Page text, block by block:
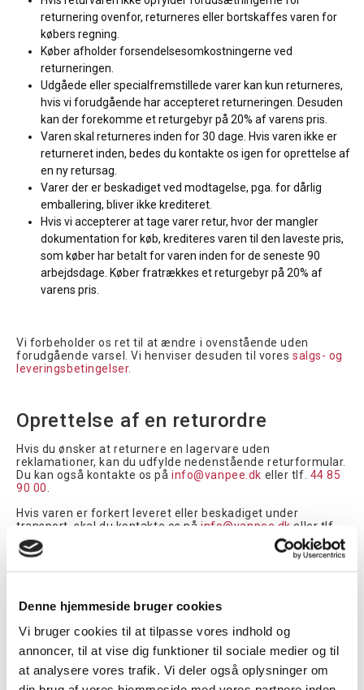
Denne hjemmeside bruger cookies
Vi bruger cookies til at tilpasse vores indhold og
annoncer, til at vise dig funktioner til sociale medier og til
at analysere vores trafik. Vi deler også oplysninger om
returnering ovenfor, returneres eller bortskaffes varen for
købers regning.
Køber afholder forsendelsesomkostningerne ved
returneringen.
Udgåede eller specialfremstillede varer kan kun returneres,
hvis vi forudgående har accepteret returneringen. Desuden
kan der forekomme et returgebyr på 20% af varens pris.
Varen skal returneres inden for 30 dage. Hvis varen ikke er
returneret inden, bedes du kontakte os igen for oprettelse af
en ny retursag.
Varer der er beskadiget ved modtagelse, pga. for dårlig
emballering, bliver ikke krediteret.
Hvis vi accepterer at tage varer retur, hvor der mangler
dokumentation for køb, krediteres varen til den laveste pris,
som køber har betalt for varen inden for de seneste 90
arbejdsdage. Køber fratrækkes et returgebyr på 20% af
varens pris.
Vi forbeholder os ret til at ændre i ovenstående uden
forudgående varsel. Vi henviser desuden til vores salgs- og
leveringsbetingelser.
Oprettelse af en returordre
Hvis du ønsker at returnere en lagervare uden
reklamationer, kan du udfylde nedenstående returformular.
Du kan også kontakte os påinfo@vanpee.dk eller tlf. 44 85
90 00
Hvis varen er forkert leveret eller beskadiget under
transport, skal du kontakte os påinfo@vanpee.dk eller tlf.
44 85 90 00
. Er der derimod tale om en reklamations- eller
garantisag, kan du læse mere her.
Returneringsformular